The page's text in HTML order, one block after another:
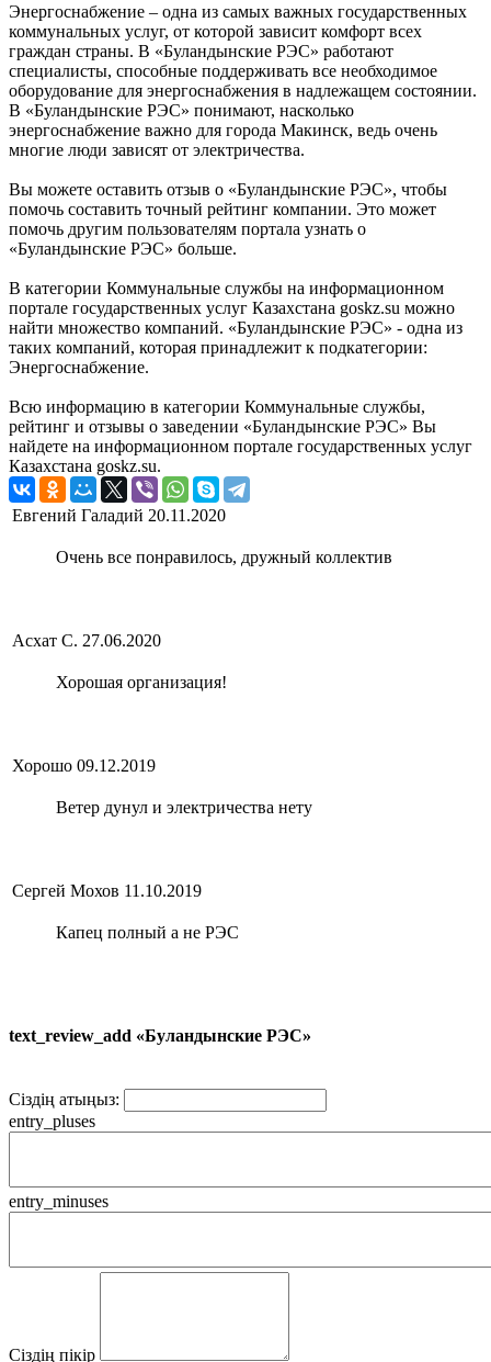
Энергоснабжение – одна из самых важных государственных
коммунальных услуг, от которой зависит комфорт всех
граждан страны. В «Буландынские РЭС» работают
специалисты, способные поддерживать все необходимое
оборудование для энергоснабжения в надлежащем состоянии.
В «Буландынские РЭС» понимают, насколько
энергоснабжение важно для города Макинск, ведь очень
многие люди зависят от электричества.
Вы можете оставить отзыв о «Буландынские РЭС», чтобы
помочь составить точный рейтинг компании. Это может
помочь другим пользователям портала узнать о
«Буландынские РЭС» больше.
В категории Коммунальные службы на информационном
портале государственных услуг Казахстана goskz.su можно
найти множество компаний. «Буландынские РЭС» - одна из
таких компаний, которая принадлежит к подкатегории:
Энергоснабжение.
Всю информацию в категории Коммунальные службы,
рейтинг и отзывы о заведении «Буландынские РЭС» Вы
найдете на информационном портале государственных услуг
Казахстана goskz.su.
Евгений Галадий 20.11.2020
Очень все понравилось, дружный коллектив
Асхат С. 27.06.2020
Хорошая организация!
Хорошо 09.12.2019
Ветер дунул и электричества нету
Сергей Мохов 11.10.2019
Капец полный а не РЭС
text_review_add «Буландынские РЭС»
Сіздің атыңыз:
entry_pluses
entry_minuses
Сіздің пікір